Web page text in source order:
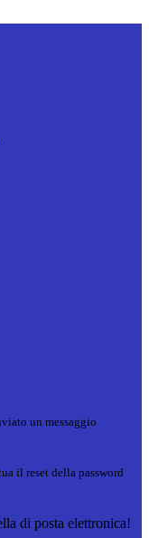
un messaggio
il reset della password
di posta elettronica!